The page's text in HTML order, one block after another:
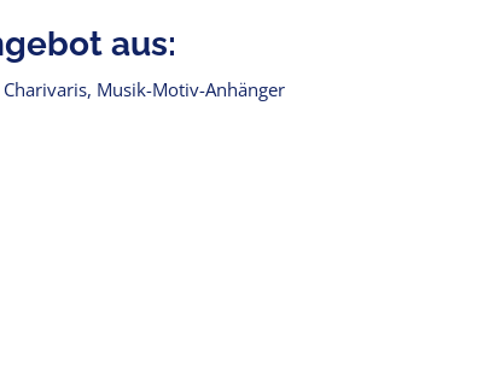
aus:
Musik-Motiv-Anhänger